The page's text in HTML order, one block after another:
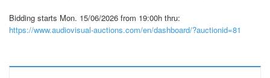
Bidding starts Mon. 15/06/2026 from 19:00h thru:
https://www.audiovisual-auctions.com/en/dashboard/?auctionid=81